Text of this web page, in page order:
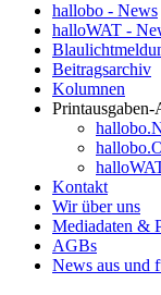
hallobo - News
halloWAT -
Beitragsarchiv
Kolumnen
Kontakt
Wir über uns
Mediadaten &
AGBs
News aus und